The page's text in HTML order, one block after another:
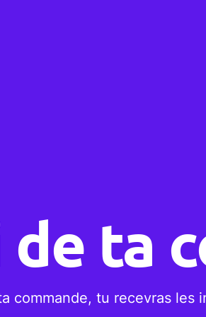
ta
commande, tu recevras les